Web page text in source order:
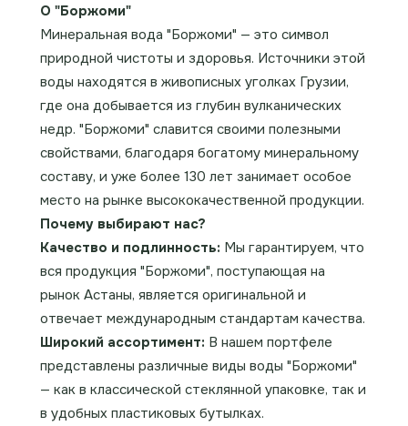
О "Боржоми"
Минеральная вода "Боржоми" — это символ
природной чистоты и здоровья. Источники этой
воды находятся в живописных уголках Грузии,
где она добывается из глубин вулканических
недр. "Боржоми" славится своими полезными
свойствами, благодаря богатому минеральному
составу, и уже более 130 лет занимает особое
место на рынке высококачественной продукции.
Почему выбирают нас?
Качество и подлинность: Мы гарантируем, что
вся продукция "Боржоми", поступающая на
рынок Астаны, является оригинальной и
отвечает международным стандартам качества.
Широкий ассортимент: В нашем портфеле
представлены различные виды воды "Боржоми"
— как в классической стеклянной упаковке, так и
в удобных пластиковых бутылках.